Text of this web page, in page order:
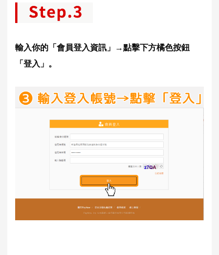
輸入你的「會員登入資訊」→點擊下方橘色按鈕
「登入」。